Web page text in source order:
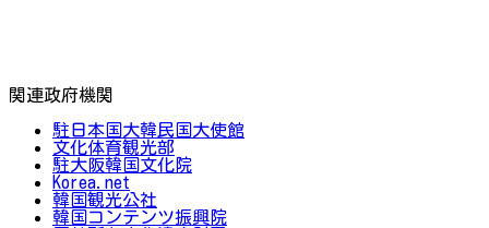
関連政府機関
駐日本国大韓民国大使館
文化体育観光部
駐大阪韓国文化院
Korea.net
韓国観光公社
韓国コンテンツ振興院